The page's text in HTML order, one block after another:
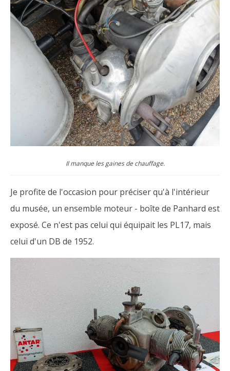
Il manque les gaines de chauffage.
Je profite de l'occasion pour préciser qu'à l'intérieur
du musée, un ensemble moteur - boîte de Panhard est
exposé. Ce n'est pas celui qui équipait les PL17, mais
celui d'un DB de 1952.